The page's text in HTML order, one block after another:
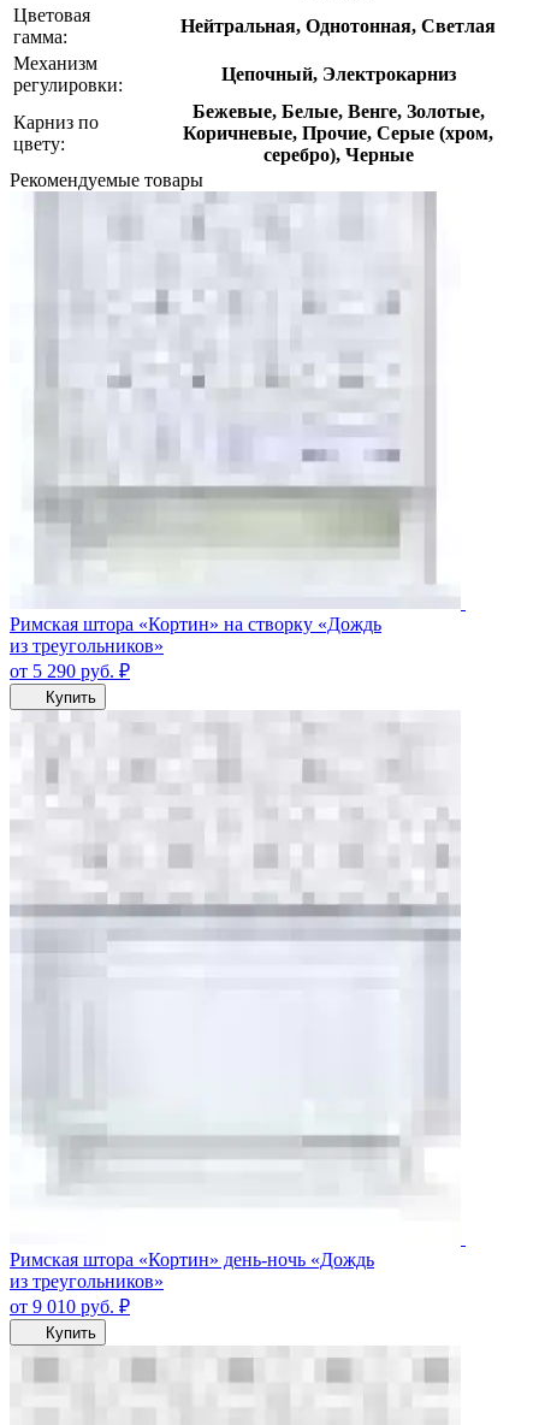
Цветовая
гамма:
Нейтральная, Однотонная, Светлая
Механизм
регулировки:
Цепочный, Электрокарниз
Карниз по
цвету:
Бежевые, Белые, Венге, Золотые,
Коричневые, Прочие, Серые (хром,
серебро), Черные
Рекомендуемые товары
Римская штора «Кортин» на створку «Дождь
из треугольников»
от 5 290 руб. ₽
Купить
Римская штора «Кортин» день-ночь «Дождь
из треугольников»
от 9 010 руб. ₽
Купить